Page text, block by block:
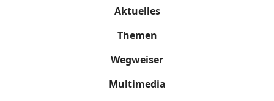
Aktuelles
Themen
Wegweiser
Multimedia